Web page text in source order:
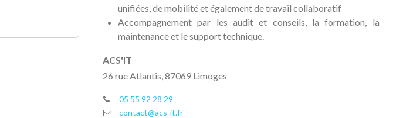
unifiées, de mobilité et également de travail collaboratif
Accompagnement par les audit et conseils, la formation, la
maintenance et le support technique.
ACS'IT
26 rue Atlantis, 87069 Limoges
05 55 92 28 29
contact@acs-it.fr